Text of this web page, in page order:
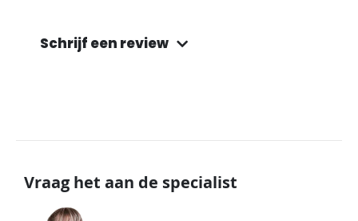
Schrijf een review
Vraag het aan de specialist